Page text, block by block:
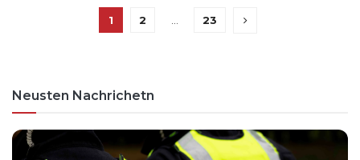
1 2 23
Neusten Nachrichetn